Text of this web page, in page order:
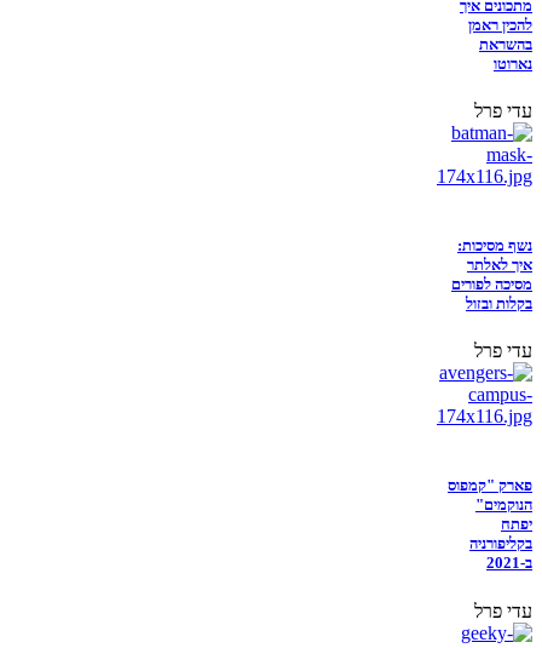
מתכונים איך
להכין ראמן
בהשראת
נארוטו
עדי פרל
נשף מסיכות:
איך לאלתר
מסיכה לפורים
בקלות ובזול
עדי פרל
פארק "קמפוס
הנוקמים"
יפתח
בקליפורניה
ב-2021
עדי פרל